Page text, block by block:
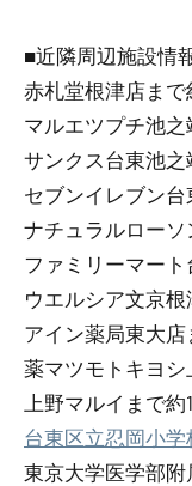
■近隣周辺施設情
赤札堂根津店まで
マルエツプチ池之
サンクス台東池
セブンイレブン
ナチュラルローソ
ファミリーマー
ウエルシア文京
アイン薬局東大店
薬マツモトキヨ
上野マルイまで約
台東区立忍岡小学
東京大学医学部附